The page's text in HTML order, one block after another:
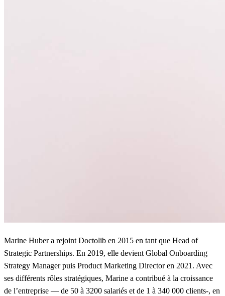
Marine Huber a rejoint Doctolib en 2015 en tant que Head of
Strategic Partnerships. En 2019, elle devient Global Onboarding
Strategy Manager puis Product Marketing Director en 2021. Avec
ses différents rôles stratégiques, Marine a contribué à la croissance
de l’entreprise — de 50 à 3200 salariés et de 1 à 340 000 clients-, en